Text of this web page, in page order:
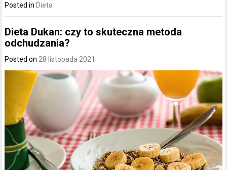
Posted inDieta
Dieta Dukan: czy to skuteczna metoda
odchudzania?
Posted on 28 listopada 2021